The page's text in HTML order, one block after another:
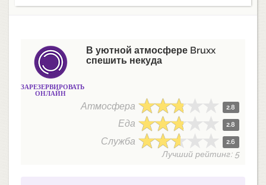
ЗАРЕЗЕРВИРОВАТЬ
ОНЛАЙН
В уютной атмосфере Bruxx
спешить некуда
Атмосфера 2.8
Еда 2.8
Служба 2.6
Лучший рейтинг: 5